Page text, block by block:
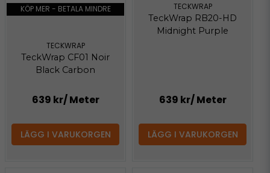
KÖP MER - BETALA MINDRE
TECKWRAP
TeckWrap CF01 Noir
Black Carbon
639 kr/ Meter
LÄGG I VARUKORGEN
TECKWRAP
TeckWrap RB20-HD
Midnight Purple
639 kr/ Meter
LÄGG I VARUKORGEN